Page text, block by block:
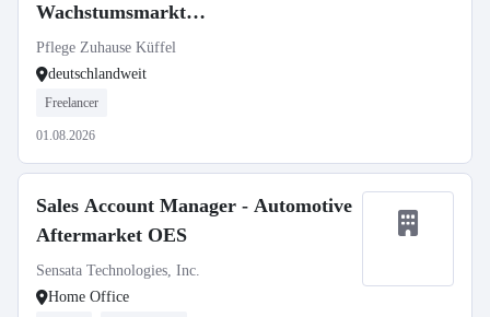
Wachstumsmarkt
Seniorenbetreuung
Pflege Zuhause Küffel
deutschlandweit
Freelancer
01.08.2026
Sales Account Manager - Automotive
Aftermarket OES
Sensata Technologies, Inc.
Home Office